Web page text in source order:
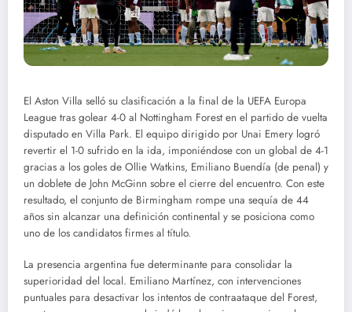
El Aston Villa selló su clasificación a la final de la UEFA Europa
League tras golear 4-0 al Nottingham Forest en el partido de vuelta
disputado en Villa Park. El equipo dirigido por Unai Emery logró
revertir el 1-0 sufrido en la ida, imponiéndose con un global de 4-1
gracias a los goles de Ollie Watkins, Emiliano Buendía (de penal) y
un doblete de John McGinn sobre el cierre del encuentro. Con este
resultado, el conjunto de Birmingham rompe una sequía de 44
años sin alcanzar una definición continental y se posiciona como
uno de los candidatos firmes al título.
La presencia argentina fue determinante para consolidar la
superioridad del local. Emiliano Martínez, con intervenciones
puntuales para desactivar los intentos de contraataque del Forest,